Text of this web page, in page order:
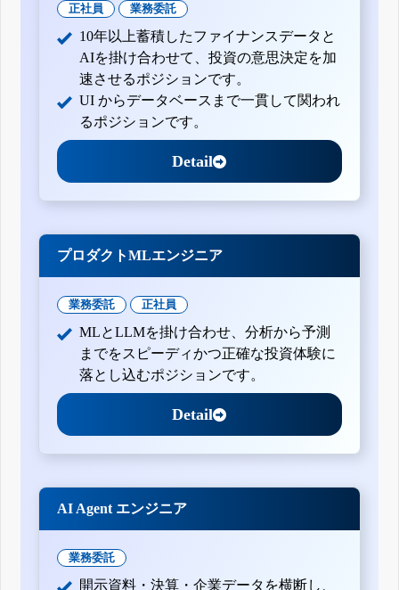
正社員 業務委託
10年以上蓄積したファイナンスデータと
AIを掛け合わせて、投資の意思決定を加
速させるポジションです。
UI からデータベースまで一貫して関われ
るポジションです。
Detail
プロダクトMLエンジニア
業務委託 正社員
MLとLLMを掛け合わせ、分析から予測
までをスピーディかつ正確な投資体験に
落とし込むポジションです。
Detail
AI Agent エンジニア
業務委託
開示資料・決算・企業データを横断し、